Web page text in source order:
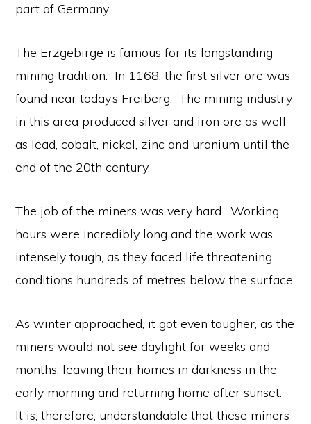
part of Germany.
The Erzgebirge is famous for its longstanding
mining tradition. In 1168, the first silver ore was
found near today’s Freiberg. The mining industry
in this area produced silver and iron ore as well
as lead, cobalt, nickel, zinc and uranium until the
end of the 20th century.
The job of the miners was very hard. Working
hours were incredibly long and the work was
intensely tough, as they faced life threatening
conditions hundreds of metres below the surface.
As winter approached, it got even tougher, as the
miners would not see daylight for weeks and
months, leaving their homes in darkness in the
early morning and returning home after sunset.
It is, therefore, understandable that these miners